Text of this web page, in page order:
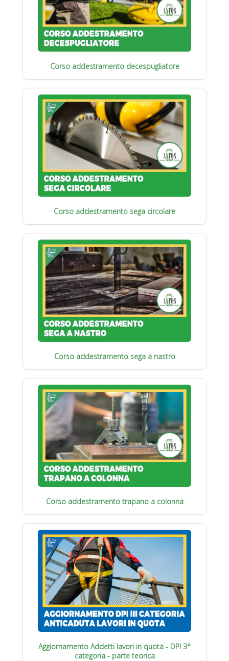
Corso addestramento decespugliatore
Corso addestramento sega circolare
Corso addestramento sega a nastro
Corso addestramento trapano a colonna
Aggiornamento Addetti lavori in quota - DPI 3°
categoria - parte teorica